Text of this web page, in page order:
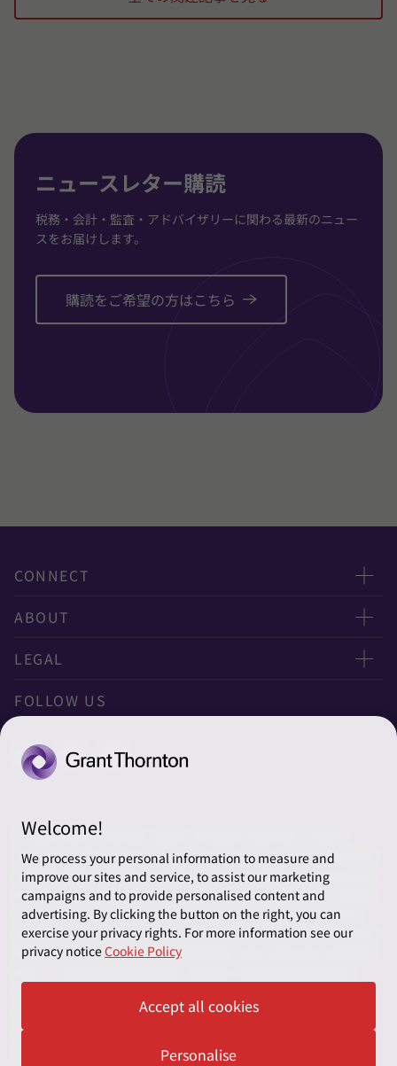
ド ド ド
ニュースレター購読
税務・会計・監査・アドバイザリーに関わる最新のニュー
スをお届けします。
購読をご希望の方はこちら
CONNECT
お問い合わせ
ニュースレター申し込み
グローバル
グローバルリーチ
ABOUT
太陽有限責任監査法人
太陽グラントソントン税理士法人
太陽グラントソントン株式会社
株式会社サンライズ・アカウンティング・インターナショ
ナル
一般社団法人太陽グラントソントン
採用情報
News＆Topics
LEGAL
利用規約
ソーシャルメディアポリシー
FOLLOW US
© 2026 Grant Thornton Japan. All rights reserved. “Grant
Thornton” refers to the brand under which the Grant Thornton
member firms provide assurance, tax and advisory services to
their clients and/or refers to one or more member firms, as the
context requires. Grant Thornton Japan is a member firm of
Grant Thornton International Ltd (GTIL). GTIL and the member
firms are not a worldwide partnership. GTIL and each member
and its member firms are not agents of, and do not obligate,
one another and are not liable for one another’s acts or
Welcome!
We process your personal information to measure and
improve our sites and service, to assist our marketing
campaigns and to provide personalised content and
advertising. By clicking the button on the right, you can
exercise your privacy rights. For more information see our
privacy noticeCookie Policy
Accept all cookies
Personalise